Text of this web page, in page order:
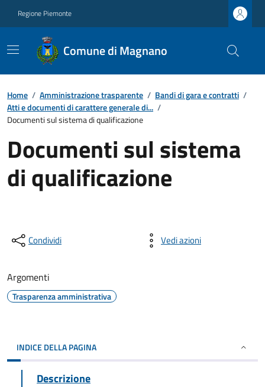
Regione Piemonte
Comune di Magnano
Home / Amministrazione trasparente / Bandi di gara e contratti /
Atti e documenti di carattere generale di... /
Documenti sul sistema di qualificazione
Documenti sul sistema
di qualificazione
Condividi Vedi azioni
Argomenti
Trasparenza amministrativa
INDICE DELLA PAGINA
Descrizione